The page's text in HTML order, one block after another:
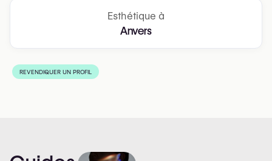
Esthétique à
Anvers
REVENDIQUER UN PROFIL